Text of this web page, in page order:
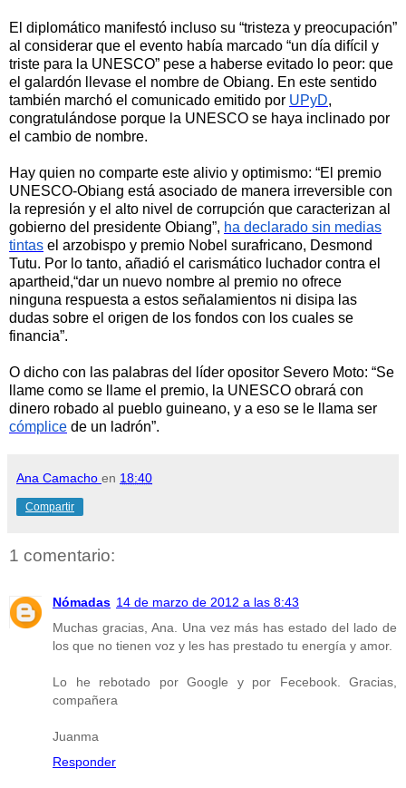
El diplomático manifestó incluso su “tristeza y preocupación”
al considerar que el evento había marcado “un día difícil y
triste para la UNESCO” pese a haberse evitado lo peor: que
el galardón llevase el nombre de Obiang. En este sentido
también marchó el comunicado emitido por UPyD,
congratulándose porque la UNESCO se haya inclinado por
el cambio de nombre.
Hay quien no comparte este alivio y optimismo: “El premio
UNESCO-Obiang está asociado de manera irreversible con
la represión y el alto nivel de corrupción que caracterizan al
gobierno del presidente Obiang”, ha declarado sin medias
tintas el arzobispo y premio Nobel surafricano, Desmond
Tutu. Por lo tanto, añadió el carismático luchador contra el
apartheid,“dar un nuevo nombre al premio no ofrece
ninguna respuesta a estos señalamientos ni disipa las
dudas sobre el origen de los fondos con los cuales se
financia”.
O dicho con las palabras del líder opositor Severo Moto: “Se
llame como se llame el premio, la UNESCO obrará con
dinero robado al pueblo guineano, y a eso se le llama ser
cómplice de un ladrón”.
Ana Camacho en 18:40
Compartir
1 comentario:
Nómadas 14 de marzo de 2012 a las 8:43
Muchas gracias, Ana. Una vez más has estado del lado de
los que no tienen voz y les has prestado tu energía y amor.
Lo he rebotado por Google y por Fecebook. Gracias,
compañera
Juanma
Responder